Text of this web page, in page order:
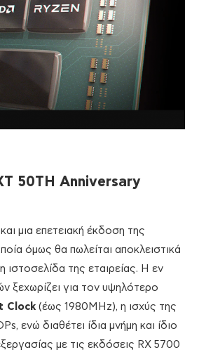
50TH Anniversary
μια επετειακή έκδοση της
όμως θα πωλείται αποκλειστικά
ιστοσελίδα της εταιρείας. Η εν
ξεχωρίζει για τον υψηλότερο
Clock (έως 1980MHz), η ισχύς της
ενώ διαθέτει ίδια μνήμη και ίδιο
με τις εκδόσεις RX 5700